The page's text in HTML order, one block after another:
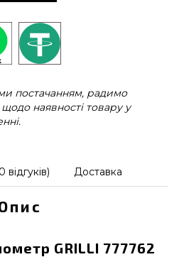
постачанням, радимо
наявності товару у
відгуків) Доставка
GRILLI 777762